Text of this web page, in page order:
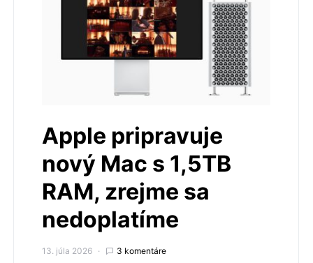
Apple pripravuje
nový Mac s 1,5TB
RAM, zrejme sa
nedoplatíme
13. júla 2026 3 komentáre